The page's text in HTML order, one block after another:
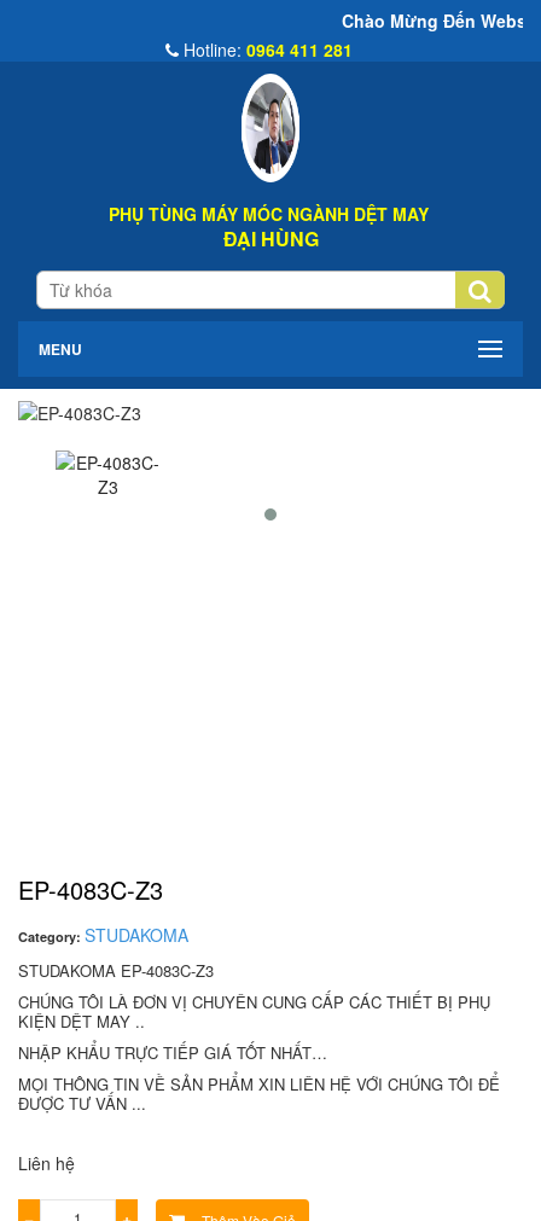
Chào Mừng Đến Website Đại Hùng Co
Hotline: 0964 411 281
PHỤ TÙNG MÁY MÓC NGÀNH DỆT MAY
ĐẠI HÙNG
MENU
EP-4083C-Z3
Category: STUDAKOMA
STUDAKOMA EP-4083C-Z3
CHÚNG TÔI LÀ ĐƠN VỊ CHUYÊN CUNG CẤP CÁC THIẾT BỊ PHỤ
KIỆN DỆT MAY ..
NHẬP KHẨU TRỰC TIẾP GIÁ TỐT NHẤT…
MỌI THÔNG TIN VỀ SẢN PHẨM XIN LIÊN HỆ VỚI CHÚNG TÔI ĐỂ
ĐƯỢC TƯ VẤN ...
Liên hệ